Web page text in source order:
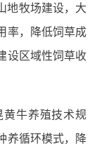
地牧场建设，大
率，降低饲草成
设区域性饲草收
黄牛养殖技术规
养循环模式，降